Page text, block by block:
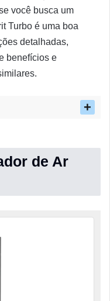
você busca um
Turbo é uma boa
detalhadas,
benefícios e
de Ar